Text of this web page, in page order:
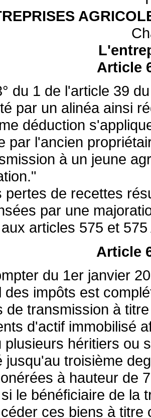
Article
du 1 de l'article 39
par un alinéa ainsi
déduction
par l'ancien
à un jeune
pertes de recettes
par une
articles 575 et
Article
du 1er janvier
des impôts est
de transmission à
d'actif immobilisé
plusieurs héritiers ou
jusqu'au troisième
à hauteur de
le bénéficiaire de la
ces biens à